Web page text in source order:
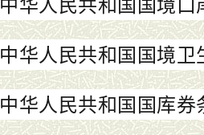
中华人民共和国国境
中华人民共和国国库券